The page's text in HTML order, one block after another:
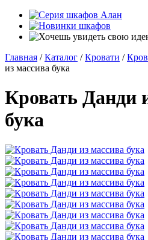
Главная / Каталог / Кровати /
из массива бука
Кровать Данди
бука